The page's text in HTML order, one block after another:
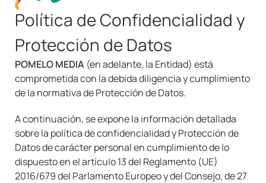
Política de Confidencialidad y
Protección de Datos
POMELO MEDIA (en adelante, la Entidad) está
comprometida con la debida diligencia y cumplimiento
de la normativa de Protección de Datos.
A continuación, se expone la información detallada
sobre la política de confidencialidad y Protección de
Datos de carácter personal en cumplimiento de lo
dispuesto en el artículo 13 del Reglamento (UE)
2016/679 del Parlamento Europeo y del Consejo, de 27